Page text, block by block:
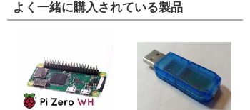
よく一緒に購入されている製品